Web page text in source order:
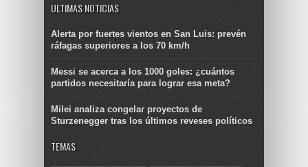
ULTIMAS NOTICIAS
Alerta por fuertes vientos en San Luis: prevén
ráfagas superiores a los 70 km/h
Messi se acerca a los 1000 goles: ¿cuántos
partidos necesitaría para lograr esa meta?
Milei analiza congelar proyectos de
Sturzenegger tras los últimos reveses políticos
TEMAS